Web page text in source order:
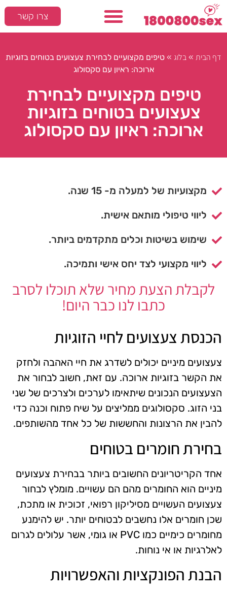
צרו קשר
דף הבית » בלוג » טיפים מקצועיים לבחירת צעצועים בטוחים בזוגיות
ארוכה: ראיון עם סקסולוג
טיפים מקצועיים לבחירת
צעצועים בטוחים בזוגיות
ארוכה: ראיון עם סקסולוג
מקצועיות של למעלה מ- 15 שנה.
ליווי טיפולי מותאם אישית.
שימוש בשיטות וכלים מתקדמים ביותר.
ליווי מקצועי לצד יחס אישי ותמיכה.
לקבלת הצעת מחיר שלא תוכלו לסרב
כתבו לנו כבר היום!
הכנסת צעצועים לחיי הזוגיות
צעצועים מיניים יכולים לשדרג את חיי האהבה ולחזק
את הקשר בזוגיות ארוכה. עם זאת, חשוב לבחור את
הצעצועים הנכונים שיתאימו לערכים ולצרכים של שני
בני הזוג. סקסולוגים ממליצים על שיח פתוח וכנה כדי
להבין את הרצונות והחששות של כל אחד מהשותפים.
בחירת חומרים בטוחים
אחד הקריטריונים החשובים ביותר בבחירת צעצועים
מיניים הוא החומרים מהם הם עשויים. מומלץ לבחור
צעצועים העשויים מסיליקון רפואי, זכוכית או מתכת,
שכן חומרים אלו נחשבים לבטוחים יותר. יש להימנע
מחומרים כימיים כמו PVC או גומי, אשר עלולים לגרום
לאלרגיות או אי נוחות.
הבנת הפונקציות והאפשרויות